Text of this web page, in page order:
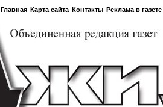
Главная Карта сайта Контакты Реклама в газете